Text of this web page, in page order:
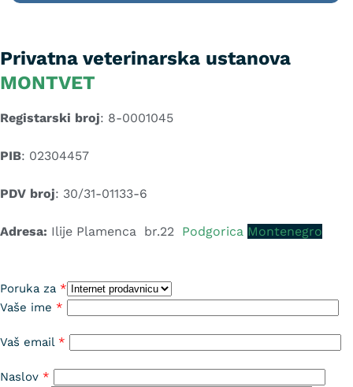
Privatna veterinarska ustanova
MONTVET
Registarski broj: 8-0001045
PIB: 02304457
PDV broj: 30/31-01133-6
Adresa: Ilije Plamenca br.22 Podgorica Montenegro
Poruka za
Vaše ime
Vaš email
Naslov